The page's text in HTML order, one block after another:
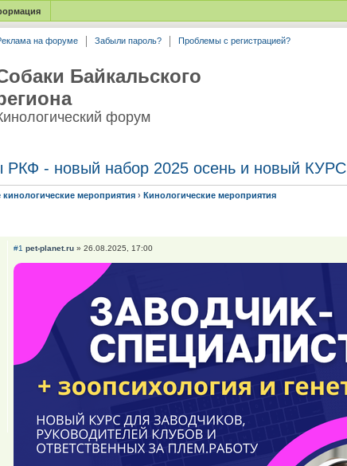
на форуме Забыли пароль? Проблемы с регистрацией?
Байкальского
форум
РКФ - новый набор 2025 осень и новый КУРС
мероприятия › Кинологические мероприятия
#1 pet-planet.ru » 26.08.2025, 17:00